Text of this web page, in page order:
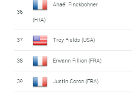
36
Anaël Finckbohner
(FRA)
37 Troy Fields (USA)
38 Erwann Fillion (FRA)
39 Justin Coron (FRA)